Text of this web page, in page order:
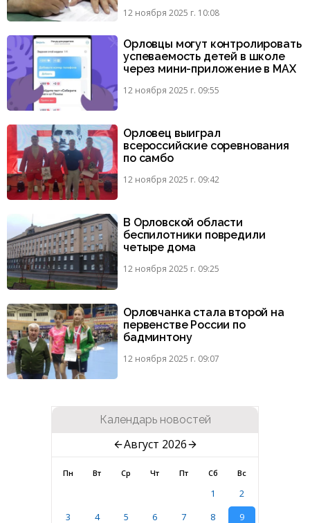
12 ноября 2025 г. 10:08
Орловцы могут контролировать
успеваемость детей в школе
через мини-приложение в МАХ
12 ноября 2025 г. 09:55
Орловец выиграл
всероссийские соревнования
по самбо
12 ноября 2025 г. 09:42
В Орловской области
беспилотники повредили
четыре дома
12 ноября 2025 г. 09:25
Орловчанка стала второй на
первенстве России по
бадминтону
12 ноября 2025 г. 09:07
Календарь новостей
Август 2026
Пн Вт Ср Чт Пт Сб Вс
1
2
3
4 5 6 7 8
9